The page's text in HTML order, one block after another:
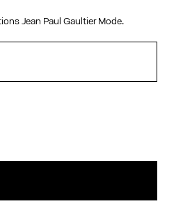
Jean Paul Gaultier Mode.